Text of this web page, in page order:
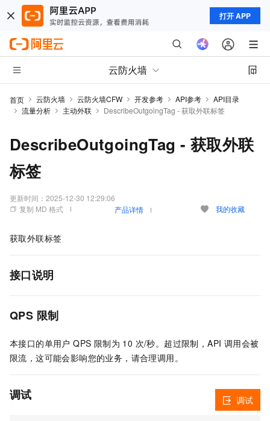
打开 APP
云防火墙
首页 云防火墙 云防火墙CFW 开发参考 API参考
API目录
流量分析
主动外联 DescribeOutgoingTag - 获取外联标签
DescribeOutgoingTag - 获取外联
标签
更新时间： 2025-12-30 12:29:06
复制 MD 格式
产品详情 我的收藏
获取外联标签
接口说明
QPS 限制
本接口的单用户 QPS 限制为 10 次/秒。超过限制，API 调用会被
限流，这可能会影响您的业务，请合理调用。
调试 调试